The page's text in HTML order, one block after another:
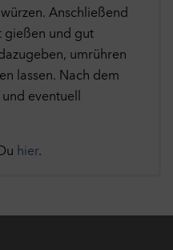
Anschließend
gießen und gut
umrühren
lassen. Nach dem
eventuell
hier.